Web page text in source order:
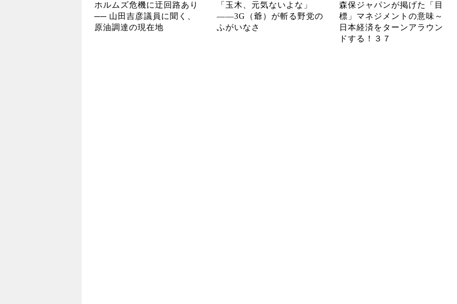
ホルムズ危機に迂回路あり
── 山田吉彦議員に聞く、
原油調達の現在地
「玉木、元気ないよな」
――3G（爺）が斬る野党の
ふがいなさ
森保ジャパンが掲げた「目
標」マネジメントの意味～
日本経済をターンアラウン
ドする！３７